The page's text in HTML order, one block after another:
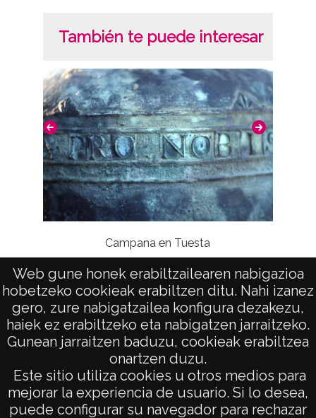
Web gune honek erabiltzailearen nabigazioa
hobetzeko cookieak erabiltzen ditu. Nahi izanez
gero, zure nabigatzailea konfigura dezakezu,
haiek ez erabiltzeko eta nabigatzen jarraitzeko.
Gunean jarraitzen baduzu, cookieak erabiltzea
onartzen duzu.
Este sitio utiliza cookies u otros medios para
mejorar la experiencia de usuario. Si lo desea,
puede configurar su navegador para rechazar
También te puede interesar
Campana en Tuesta
AVISO LEGAL
POLÍTICA DE PRIVACIDAD
ACCESIBILIDAD